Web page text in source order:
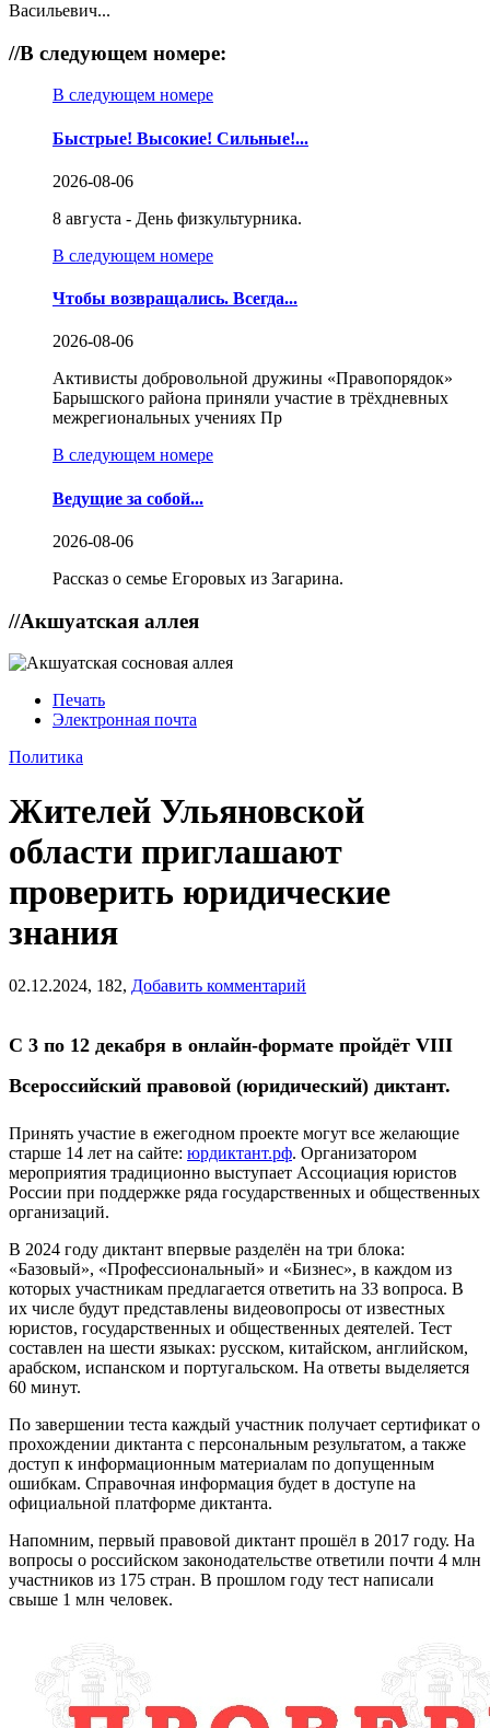
Васильевич...
//В следующем номере:
В следующем номере
Быстрые! Высокие! Сильные!...
2026-08-06
8 августа - День физкультурника.
В следующем номере
Чтобы возвращались. Всегда...
2026-08-06
Активисты добровольной дружины «Правопорядок»
Барышского района приняли участие в трёхдневных
межрегиональных учениях Пр
В следующем номере
Ведущие за собой...
2026-08-06
Рассказ о семье Егоровых из Загарина.
//Акшуатская аллея
Печать
Электронная почта
Политика
Жителей Ульяновской
области приглашают
проверить юридические
знания
02.12.2024, 182, Добавить комментарий
С 3 по 12 декабря в онлайн-формате пройдёт VIII
Всероссийский правовой (юридический) диктант.
Принять участие в ежегодном проекте могут все желающие
старше 14 лет на сайте: юрдиктант.рф. Организатором
мероприятия традиционно выступает Ассоциация юристов
России при поддержке ряда государственных и общественных
организаций.
В 2024 году диктант впервые разделён на три блока:
«Базовый», «Профессиональный» и «Бизнес», в каждом из
которых участникам предлагается ответить на 33 вопроса. В
их числе будут представлены видеовопросы от известных
юристов, государственных и общественных деятелей. Тест
составлен на шести языках: русском, китайском, английском,
арабском, испанском и португальском. На ответы выделяется
60 минут.
По завершении теста каждый участник получает сертификат о
прохождении диктанта с персональным результатом, а также
доступ к информационным материалам по допущенным
ошибкам. Справочная информация будет в доступе на
официальной платформе диктанта.
Напомним, первый правовой диктант прошёл в 2017 году. На
вопросы о российском законодательстве ответили почти 4 млн
участников из 175 стран. В прошлом году тест написали
свыше 1 млн человек.